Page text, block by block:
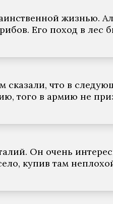
жизнью.
Его поход в
сказали, что в
того в армию не
Он очень
купив там